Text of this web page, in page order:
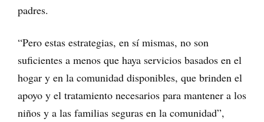
padres.
“Pero estas estrategias, en sí mismas, no son
suficientes a menos que haya servicios basados en el
hogar y en la comunidad disponibles, que brinden el
apoyo y el tratamiento necesarios para mantener a los
niños y a las familias seguras en la comunidad”,